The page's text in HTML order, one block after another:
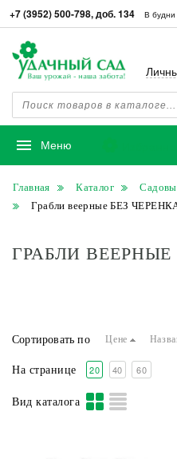
+7 (3952) 500-798, доб. 134 В
Меню
Главная Каталог
Грабли веерные БЕЗ
ГРАБЛИ ВЕЕРНЫЕ
Сортировать по Цене
На странице 20 40 60
Вид каталога